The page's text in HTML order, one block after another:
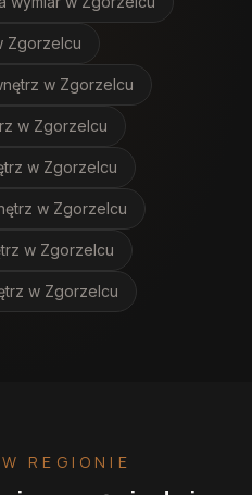
Zgorzelcu
w Zgorzelcu
w Zgorzelcu
w Zgorzelcu
w Zgorzelcu
w Zgorzelcu
w Zgorzelcu
REGIONIE